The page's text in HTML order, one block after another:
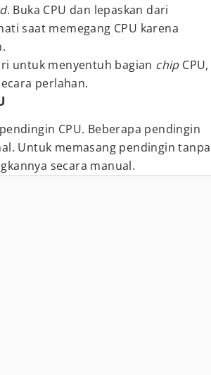
. Buka CPU dan lepaskan dari
saat memegang CPU karena
untuk menyentuh bagian chip CPU,
perlahan.
CPU. Beberapa pendingin
Untuk memasang pendingin tanpa
secara manual.